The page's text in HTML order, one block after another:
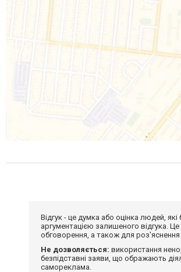
Відгук - це думка або оцінка людей,
аргументацією залишеного відгука.
обговорення, а також для роз'яснення
Не дозволяється: використання
безпідставні заяви, що ображають
самореклама.